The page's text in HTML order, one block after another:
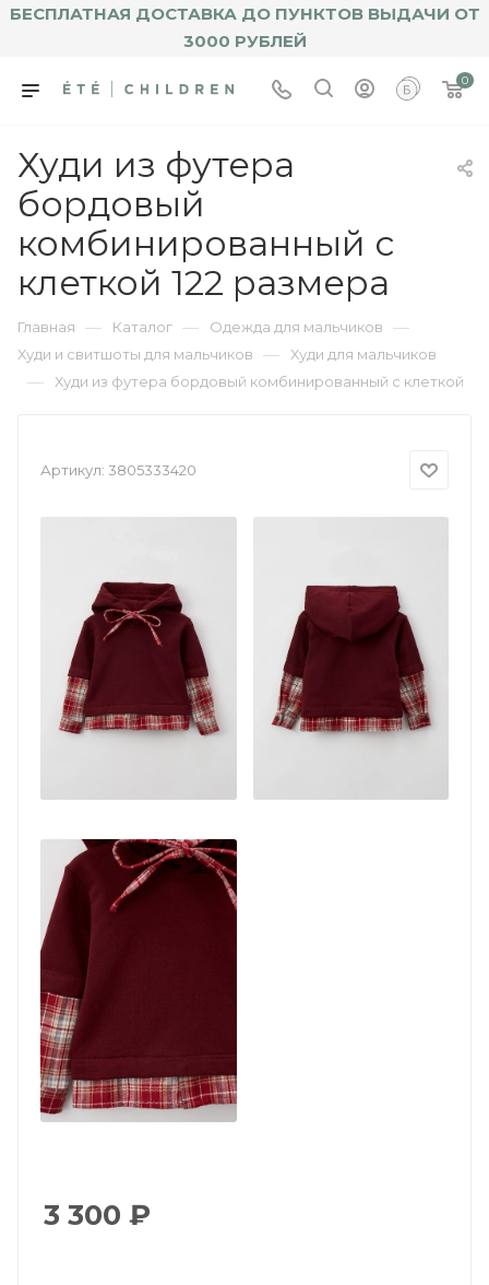
БЕСПЛАТНАЯ ДОСТАВКА ДО ПУНКТОВ ВЫДАЧИ ОТ
3000 РУБЛЕЙ
0
Худи из футера
бордовый
комбинированный с
клеткой 122 размера
Главная — Каталог — Одежда для мальчиков —
Худи и свитшоты для мальчиков — Худи для мальчиков
— Худи из футера бордовый комбинированный с клеткой
Артикул: 3805333420
3 300 ₽